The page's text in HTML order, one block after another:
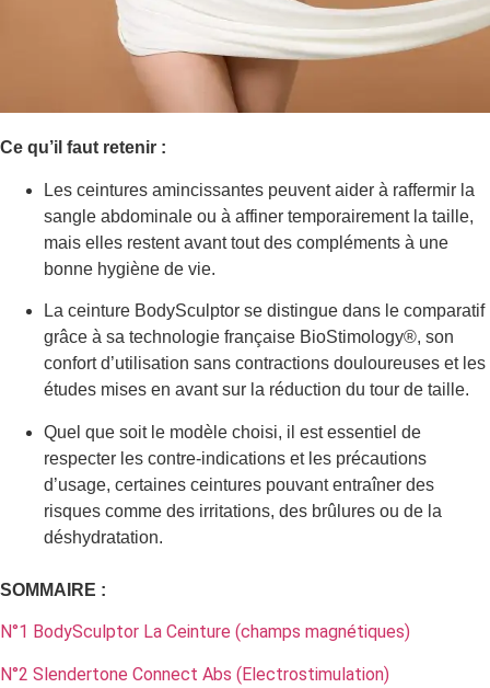
Ce qu’il faut retenir :
Les ceintures amincissantes peuvent aider à raffermir la
sangle abdominale ou à affiner temporairement la taille,
mais elles restent avant tout des compléments à une
bonne hygiène de vie.
La ceinture BodySculptor se distingue dans le comparatif
grâce à sa technologie française BioStimology®, son
confort d’utilisation sans contractions douloureuses et les
études mises en avant sur la réduction du tour de taille.
Quel que soit le modèle choisi, il est essentiel de
respecter les contre-indications et les précautions
d’usage, certaines ceintures pouvant entraîner des
risques comme des irritations, des brûlures ou de la
déshydratation.
SOMMAIRE :
N°1 BodySculptor La Ceinture (champs magnétiques)
N°2 Slendertone Connect Abs (Electrostimulation)